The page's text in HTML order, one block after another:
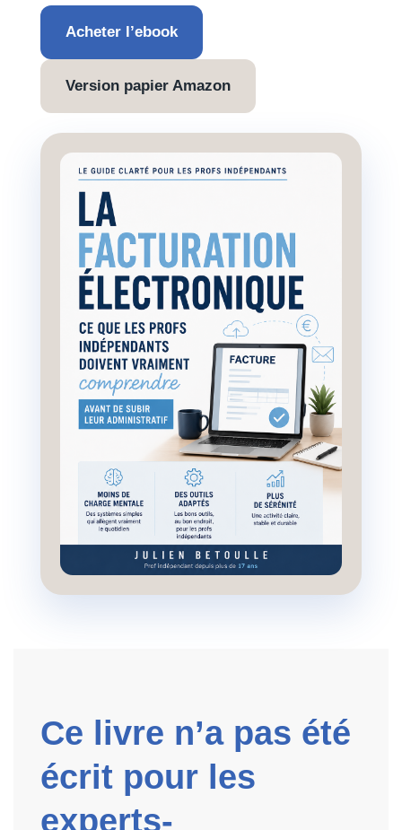
Acheter l’ebook
Version papier Amazon
Ce livre n’a pas été
écrit pour les
experts-